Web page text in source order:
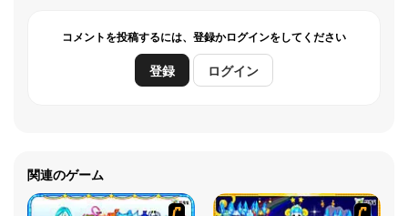
コメントを投稿するには、登録かログインをしてください
登録 ログイン
関連のゲーム